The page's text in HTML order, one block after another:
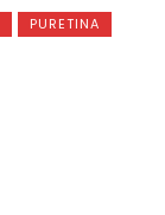
PURETINA